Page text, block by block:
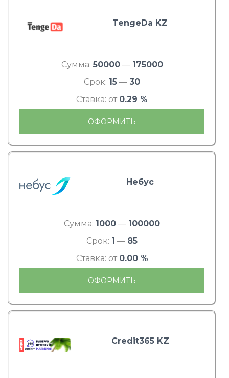
TengeDa KZ
Сумма: 50000— 175000
Срок: 15 — 30
Ставка: от 0.29 %
ОФОРМИТЬ
Небус
Сумма: 1000 — 100000
Срок: 1 — 85
Ставка: от 0.00 %
ОФОРМИТЬ
Credit365 KZ